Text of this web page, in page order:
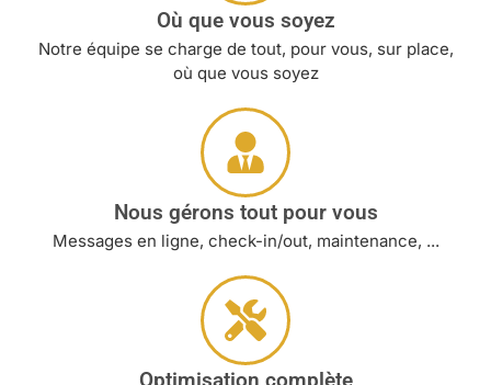
Où que vous soyez
Notre équipe se charge de tout, pour vous, sur place,
où que vous soyez
Nous gérons tout pour vous
Messages en ligne, check-in/out, maintenance, ...